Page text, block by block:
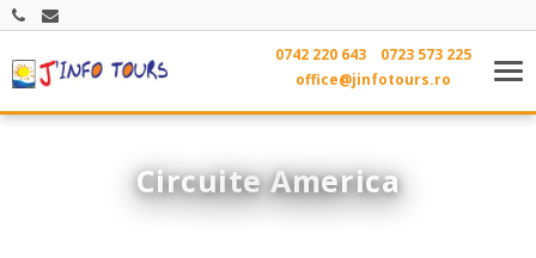
0742 220 643
0723 573 225
office@jinfotours.ro
Circuite America